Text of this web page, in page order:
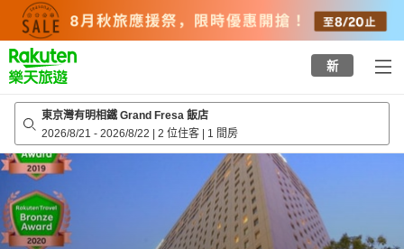
top
page
新
東京灣有明相鐵 Grand Fresa 飯店
2026/8/21 - 2026/8/22 | 2 位住客 | 1 間房